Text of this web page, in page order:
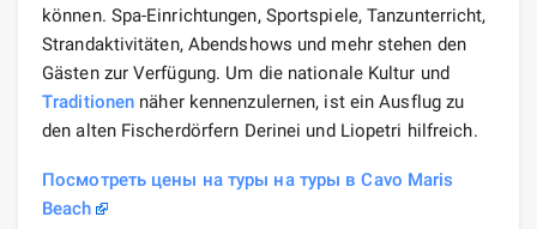
können. Spa-Einrichtungen, Sportspiele, Tanzunterricht,
Strandaktivitäten, Abendshows und mehr stehen den
Gästen zur Verfügung. Um die nationale Kultur und
Traditionen näher kennenzulernen, ist ein Ausflug zu
den alten Fischerdörfern Derinei und Liopetri hilfreich.
Посмотреть цены на туры на туры в Cavo Maris
Beach